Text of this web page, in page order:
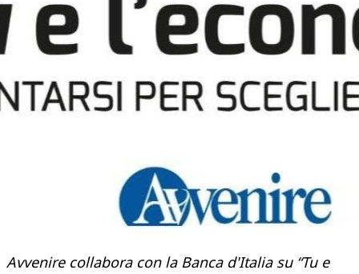
Avvenire collabora con la Banca d'Italia su “Tu e